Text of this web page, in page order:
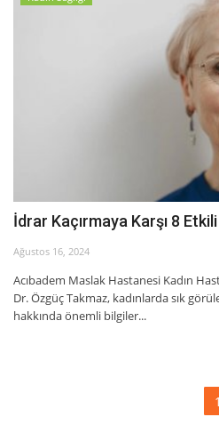
İdrar Kaçırmaya Karşı 8
Ağustos 16, 2024
Acıbadem Maslak Hastanesi Kadın
Dr. Özgüç Takmaz, kadınlarda sık
hakkında önemli bilgiler...
1